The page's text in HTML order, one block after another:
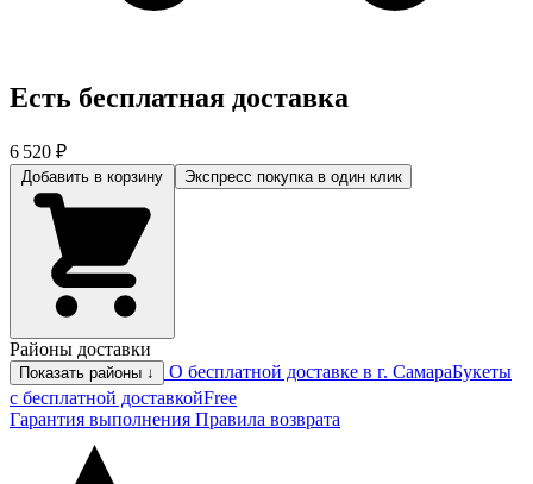
Есть бесплатная доставка
6 520 ₽
Экспресс покупка в один клик
Районы доставки
Показать районы ↓ О бесплатной доставке в г. СамараБукеты
с бесплатной доставкойFree
Гарантия выполнения Правила возврата